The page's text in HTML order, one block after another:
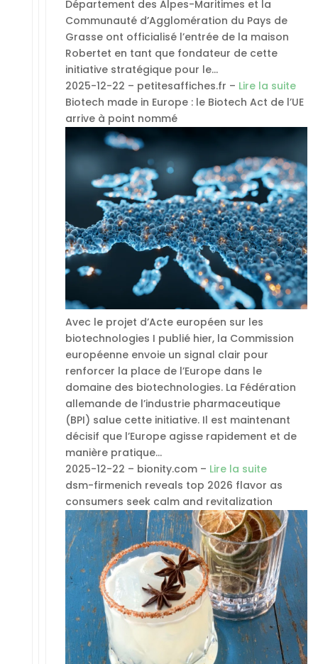
Département des Alpes-Maritimes et la
Communauté d’Agglomération du Pays de
Grasse ont officialisé l’entrée de la maison
Robertet en tant que fondateur de cette
initiative stratégique pour le…
2025-12-22 – petitesaffiches.fr – Lire la suite
Biotech made in Europe : le Biotech Act de l’UE
arrive à point nommé
Avec le projet d’Acte européen sur les
biotechnologies I publié hier, la Commission
européenne envoie un signal clair pour
renforcer la place de l’Europe dans le
domaine des biotechnologies. La Fédération
allemande de l’industrie pharmaceutique
(BPI) salue cette initiative. Il est maintenant
décisif que l’Europe agisse rapidement et de
manière pratique…
2025-12-22 – bionity.com – Lire la suite
dsm-firmenich reveals top 2026 flavor as
consumers seek calm and revitalization